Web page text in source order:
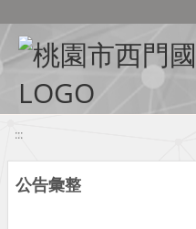
:::
公告彙整